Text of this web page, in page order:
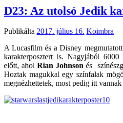
D23: Az utolsó Jedik
Publikálta 2017. július 16. Koimbra
A Lucasfilm és a Disney
karakterposztert is. Nagyjából
előtt, ahol Rian Johnson és
Hoztak magukkal egy színfalak
megnézhettetek, most pedig itt vannak